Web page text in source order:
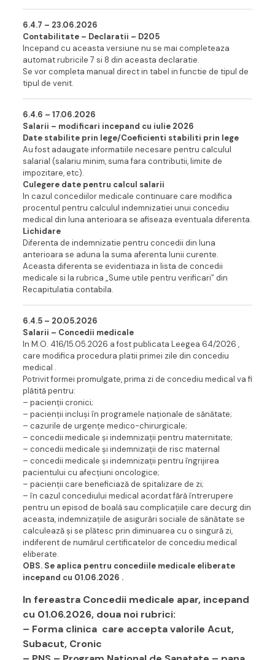
6.4.7 – 23.06.2026
Contabilitate – Declaratii – D205
Incepand cu aceasta versiune nu se mai completeaza
automat rubricile 7 si 8 din aceasta declaratie.
Se vor completa manual direct in tabel in functie de tipul de
tipul de venit.
6.4.6 – 17.06.2026
Salarii – modificari incepand cu iulie 2026
Date stabilite prin lege/Coeficienti stabiliti prin lege
Au fost adaugate informatiile necesare pentru calculul
salarial (salariu minim, suma fara contributii, limite de
impozitare, etc).
Culegere date pentru calcul salarii
In cazul concediilor medicale continuare care modifica
procentul pentru calculul indemnizatiei unui concediu
medical din luna anterioara se afiseaza eventuala diferenta.
Lichidare
Diferenta de indemnizatie pentru concedii din luna
anterioara se aduna la suma aferenta lunii curente.
Aceasta diferenta se evidentiaza in lista de concedii
medicale si la rubrica „Sume utile pentru verificari” din
Recapitulatia contabila.
6.4.5 – 20.05.2026
Salarii – Concedii medicale
In M.O. 416/15.05.2026 a fost publicata Leegea 64/2026 ,
care modifica procedura platii primei zile din concediu
medical .
Potrivit formei promulgate, prima zi de concediu medical va fi
plătită pentru:
– pacienții cronici;
– pacienții incluși în programele naționale de sănătate;
– cazurile de urgențe medico-chirurgicale;
– concedii medicale și indemnizații pentru maternitate;
– concedii medicale și indemnizații de risc maternal
– concedii medicale și indemnizații pentru îngrijirea
pacientului cu afecțiuni oncologice;
– pacienții care beneficiază de spitalizare de zi;
– în cazul concediului medical acordat fără întrerupere
pentru un episod de boală sau complicațiile care decurg din
aceasta, indemnizațiile de asigurări sociale de sănătate se
calculează și se plătesc prin diminuarea cu o singură zi,
indiferent de numărul certificatelor de concediu medical
eliberate.
OBS. Se aplica pentru concediile medicale eliberate
incepand cu 01.06.2026 .
In fereastraConcedii medicale apar, incepand
cu 01.06.2026, doua noi rubrici:
– Forma clinica care accepta valorile Acut,
Subacut, Cronic